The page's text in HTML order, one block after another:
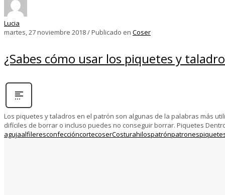
Lucia
martes, 27 noviembre 2018/Publicado en Coser
¿Sabes cómo usar los piquetes y
Los piquetes y taladros en el patrón son algunas de la palabras más
difíciles de borrar o incluso puedes no conseguir borrar. Piquetes
agujaalfileresconfeccióncortecoserCosturahilospatrónpatrones